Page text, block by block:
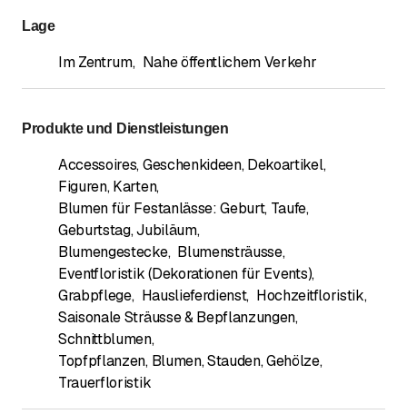
Lage
Im Zentrum, Nahe öffentlichem Verkehr
Produkte und Dienstleistungen
Accessoires, Geschenkideen, Dekoartikel,
Figuren, Karten,
Blumen für Festanlässe: Geburt, Taufe,
Geburtstag, Jubiläum,
Blumengestecke, Blumensträusse,
Eventfloristik (Dekorationen für Events),
Grabpflege, Hauslieferdienst, Hochzeitfloristik,
Saisonale Sträusse & Bepflanzungen,
Schnittblumen,
Topfpflanzen, Blumen, Stauden, Gehölze,
Trauerfloristik